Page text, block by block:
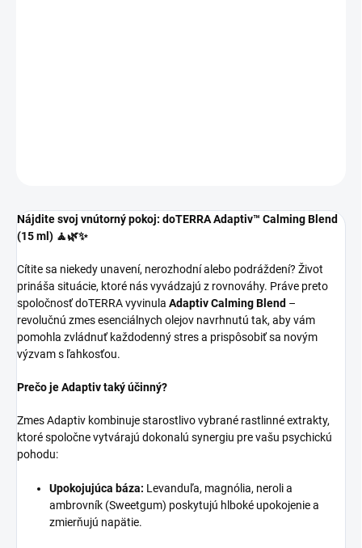
Nájdite svoj vnútorný pokoj: doTERRA Adaptiv™ Calming Blend
(15 ml) 🧘🌿✨
Cítite sa niekedy unavení, nerozhodní alebo podráždení? Život
prináša situácie, ktoré nás vyvádzajú z rovnováhy. Práve preto
spoločnosť doTERRA vyvinula Adaptiv Calming Blend –
revolučnú zmes esenciálnych olejov navrhnutú tak, aby vám
pomohla zvládnuť každodenný stres a prispôsobiť sa novým
výzvam s ľahkosťou.
Prečo je Adaptiv taký účinný?
Zmes Adaptiv kombinuje starostlivo vybrané rastlinné extrakty,
ktoré spoločne vytvárajú dokonalú synergiu pre vašu psychickú
pohodu:
Upokojujúca báza: Levanduľa, magnólia, neroli a
ambrovník (Sweetgum) poskytujú hlboké upokojenie a
zmierňujú napätie.